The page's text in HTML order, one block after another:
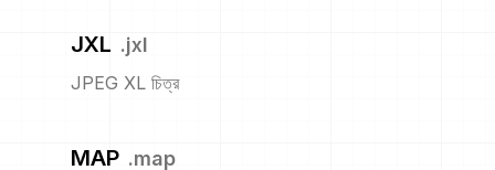
JXL .jxl
JPEG XL চিত্র
MAP .map